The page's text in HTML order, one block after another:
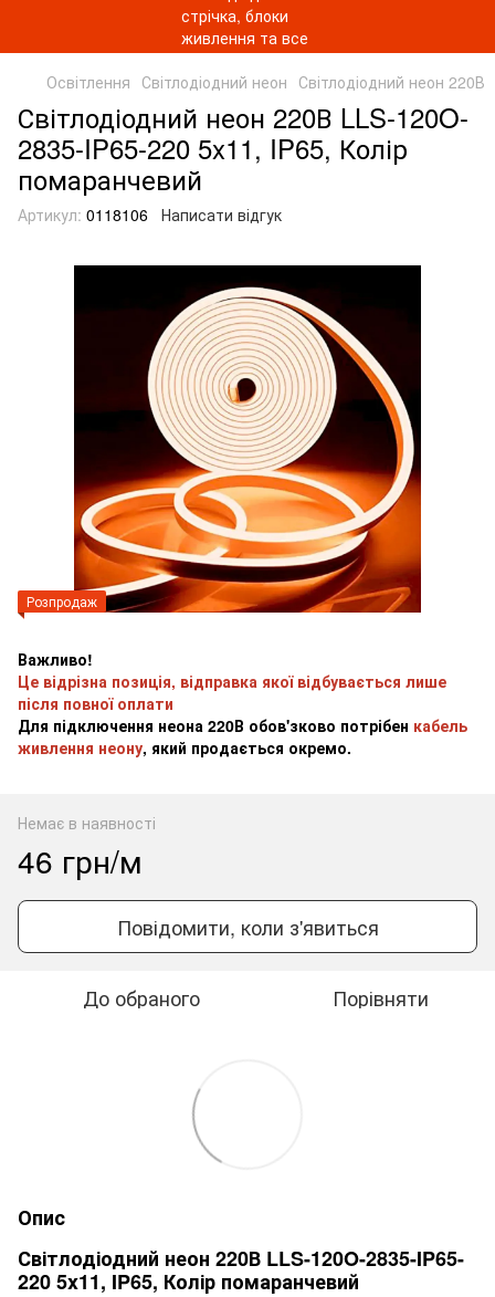
Освітлення Світлодіодний неон Світлодіодний неон 220В
Світлодіодний неон 220В LLS-120O-
2835-IP65-220 5x11, IP65, Колір
помаранчевий
Артикул: 0118106 Написати відгук
Розпродаж
Важливо!
Це відрізна позиція, відправка якої відбувається лише
після повної оплати
Для підключення неона 220В обов'зково потрібен кабель
живлення неону, який продається окремо.
Немає в наявності
46 грн/м
Повідомити, коли з'явиться
До обраного Порівняти
Опис
Світлодіодний неон 220В LLS-120O-2835-IP65-
220 5x11, IP65, Колір помаранчевий